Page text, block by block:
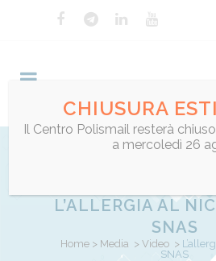
L’ALLERGIA AL
SNAS
Home > Media > Video >
SNAS
CHIUSURA
Il Centro Polismail resterà
a mercoledì 26